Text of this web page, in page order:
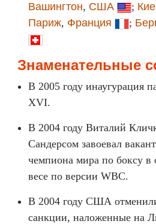
Вашингтон, США ;
Париж, Франция ;
Знаменательные
В 2005 году инаугурация
XVI.
В 2004 году Виталий
Сандерсом завоевал
чемпиона мира по боксу в
весе по версии WBC.
В 2004 году США
санкции, наложенные на